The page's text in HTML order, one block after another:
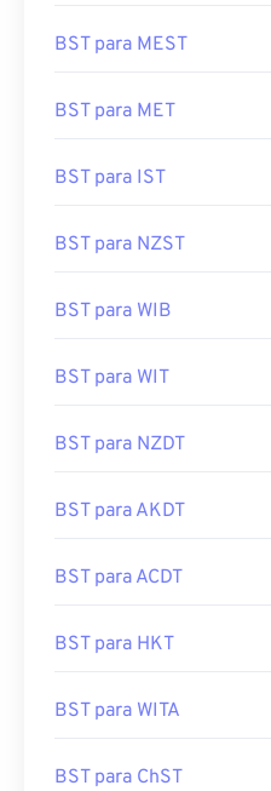
BST para MEST
BST para MET
BST para IST
BST para NZST
BST para WIB
BST para WIT
BST para NZDT
BST para AKDT
BST para ACDT
BST para HKT
BST para WITA
BST para ChST